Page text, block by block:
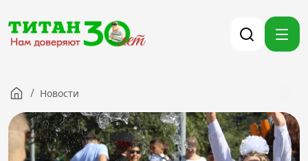
Компания
Партнерам
Тендеры
/ Новости